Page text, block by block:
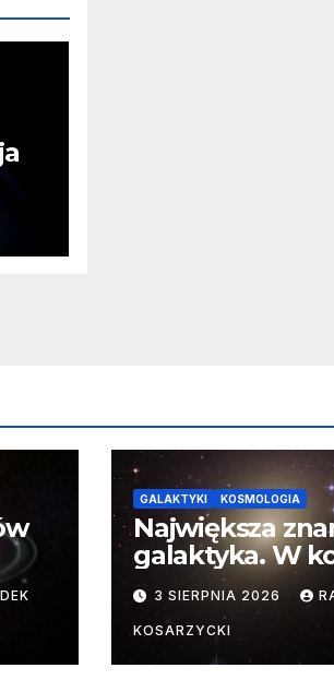
GALAKTYKI KOSMOLOGIA
Największa
galaktyka. W
poznaliśmy jej
faktyczne
3 SIERPNIA 2026
KOSARZYCKI